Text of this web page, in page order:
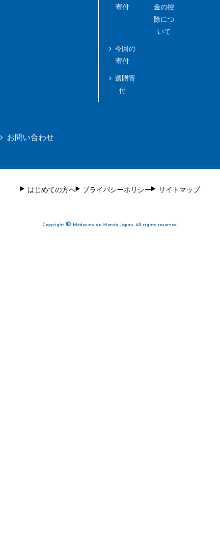
寄付
今回の
寄付
遺贈寄
付
金の控
除につ
いて
お問い合わせ
はじめての方へ プライバシーポリシー サイトマップ
Copyright © Médecins du Monde Japan. All rights reserved.